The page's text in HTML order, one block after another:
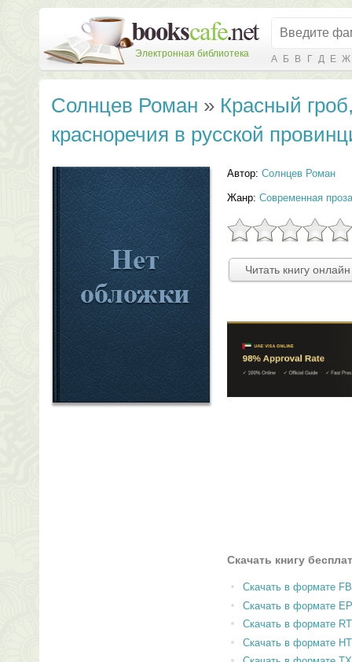
Электронная библиотека А Б В Г Д Е Ж
Солнцев Роман » Красный
красноречия в русской
Автор: Солнцев Роман
Жанр: Современная проза
Читать книгу
Скачать книгу
Скачать в формате
Скачать в формате
Скачать в формате
Скачать в формате